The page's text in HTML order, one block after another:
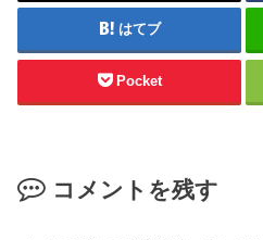
はてブ
Pocket
コメントを残す